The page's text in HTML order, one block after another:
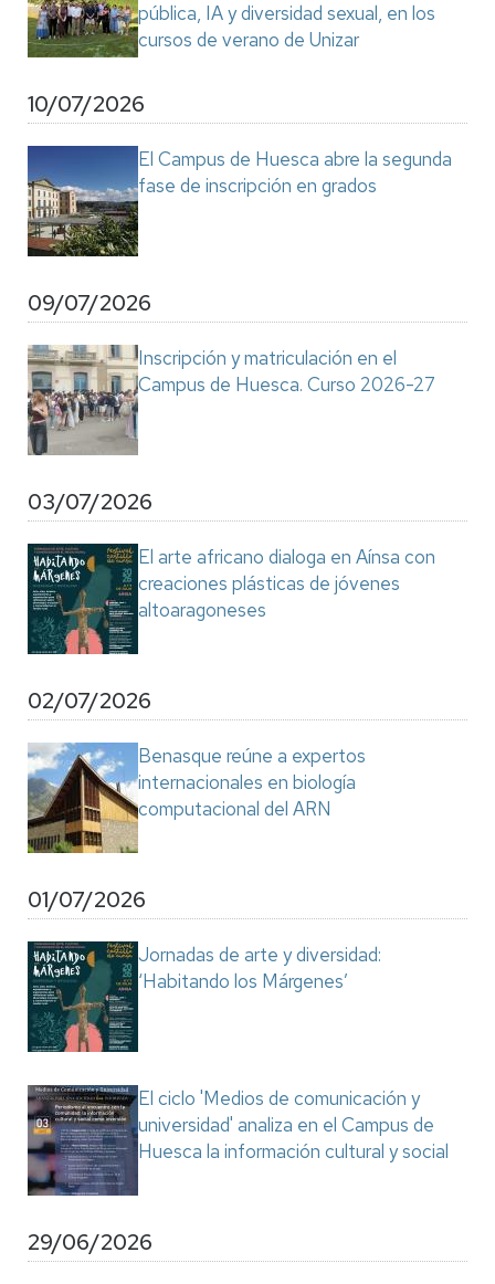
pública, IA y diversidad sexual, en los
cursos de verano de Unizar
10/07/2026
El Campus de Huesca abre la segunda
fase de inscripción en grados
09/07/2026
Inscripción y matriculación en el
Campus de Huesca. Curso 2026-27
03/07/2026
El arte africano dialoga en Aínsa con
creaciones plásticas de jóvenes
altoaragoneses
02/07/2026
Benasque reúne a expertos
internacionales en biología
computacional del ARN
01/07/2026
Jornadas de arte y diversidad:
‘Habitando los Márgenes’
El ciclo 'Medios de comunicación y
universidad' analiza en el Campus de
Huesca la información cultural y social
29/06/2026